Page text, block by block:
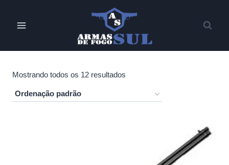
Mostrando todos os 12 resultados